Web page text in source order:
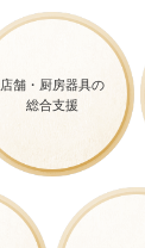
店舗・厨房器具の
総合支援